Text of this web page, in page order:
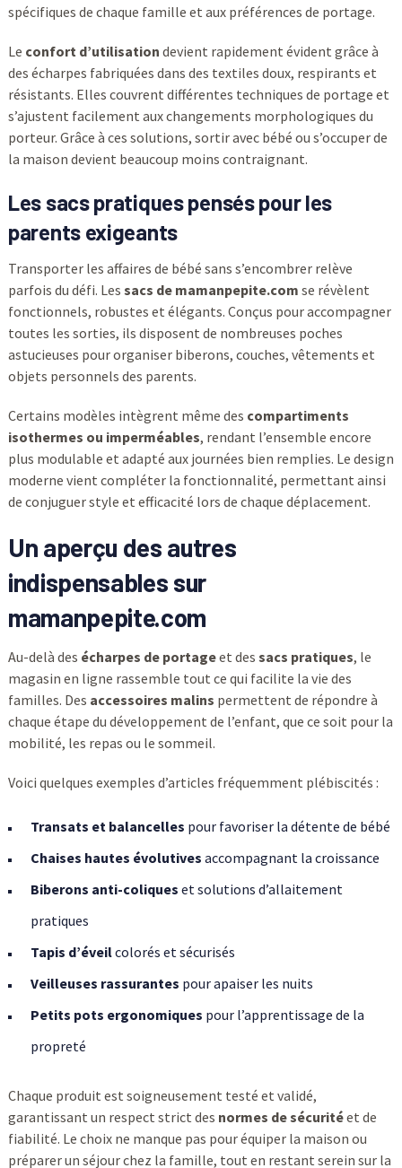
spécifiques de chaque famille et aux préférences de portage.
Le confort d’utilisation devient rapidement évident grâce à
des écharpes fabriquées dans des textiles doux, respirants et
résistants. Elles couvrent différentes techniques de portage et
s’ajustent facilement aux changements morphologiques du
porteur. Grâce à ces solutions, sortir avec bébé ou s’occuper de
la maison devient beaucoup moins contraignant.
Les sacs pratiques pensés pour les
parents exigeants
Transporter les affaires de bébé sans s’encombrer relève
parfois du défi. Les sacs de mamanpepite.com se révèlent
fonctionnels, robustes et élégants. Conçus pour accompagner
toutes les sorties, ils disposent de nombreuses poches
astucieuses pour organiser biberons, couches, vêtements et
objets personnels des parents.
Certains modèles intègrent même des compartiments
isothermes ou imperméables, rendant l’ensemble encore
plus modulable et adapté aux journées bien remplies. Le design
moderne vient compléter la fonctionnalité, permettant ainsi
de conjuguer style et efficacité lors de chaque déplacement.
Un aperçu des autres
indispensables sur
mamanpepite.com
Au-delà des écharpes de portageet des sacs pratiques, le
magasin en ligne rassemble tout ce qui facilite la vie des
familles. Des accessoires malins permettent de répondre à
chaque étape du développement de l’enfant, que ce soit pour la
mobilité, les repas ou le sommeil.
Voici quelques exemples d’articles fréquemment plébiscités :
Transats et balancelles pour favoriser la détente de bébé
Chaises hautes évolutives accompagnant la croissance
Biberons anti-coliques et solutions d’allaitement
pratiques
Tapis d’éveilcolorés et sécurisés
Veilleuses rassurantes pour apaiser les nuits
Petits pots ergonomiques pour l’apprentissage de la
propreté
Chaque produit est soigneusement testé et validé,
garantissant un respect strict des normes de sécuritéet de
fiabilité. Le choix ne manque pas pour équiper la maison ou
préparer un séjour chez la famille, tout en restant serein sur la